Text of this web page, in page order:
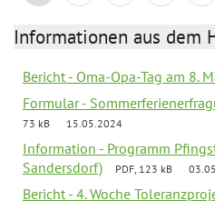
Informationen aus dem
Bericht - Oma-Opa-Tag am 8.
Formular -
73 kB
15.05.2024
Information - Programm
Sandersdorf)
PDF, 123 kB
Bericht - 4. Woche